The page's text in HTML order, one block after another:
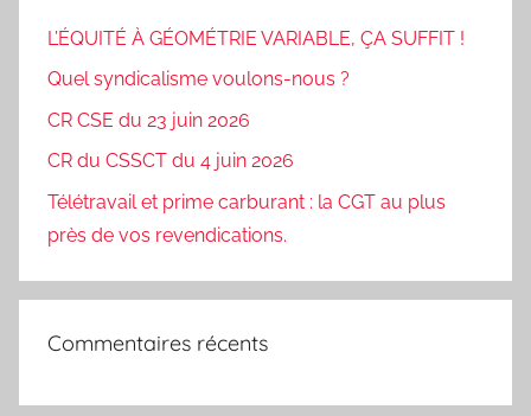
L’ÉQUITÉ À GÉOMÉTRIE VARIABLE, ÇA SUFFIT !
Quel syndicalisme voulons-nous ?
CR CSE du 23 juin 2026
CR du CSSCT du 4 juin 2026
Télétravail et prime carburant : la CGT au plus
près de vos revendications.
Commentaires récents